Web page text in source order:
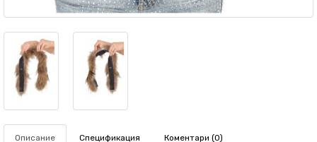
Описание Спецификация Коментари (0)